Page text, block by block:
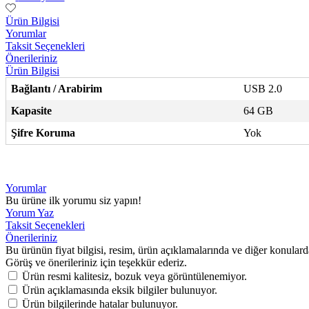
Ürün Bilgisi
Yorumlar
Taksit Seçenekleri
Önerileriniz
Ürün Bilgisi
Bağlantı / Arabirim
USB 2.0
Kapasite
64 GB
Şifre Koruma
Yok
Yorumlar
Bu ürüne ilk yorumu siz yapın!
Yorum Yaz
Taksit Seçenekleri
Önerileriniz
Bu ürünün fiyat bilgisi, resim, ürün açıklamalarında ve diğer
Görüş ve önerileriniz için teşekkür ederiz.
Ürün resmi kalitesiz, bozuk veya görüntülenemiyor.
Ürün açıklamasında eksik bilgiler bulunuyor.
Ürün bilgilerinde hatalar bulunuyor.